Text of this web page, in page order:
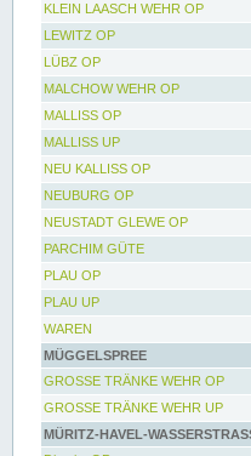
KLEIN LAASCH WEHR OP
LEWITZ OP
LÜBZ OP
MALCHOW WEHR OP
MALLISS OP
MALLISS UP
NEU KALLISS OP
NEUBURG OP
NEUSTADT GLEWE OP
PARCHIM GÜTE
PLAU OP
PLAU UP
WAREN
MÜGGELSPREE
GROSSE TRÄNKE WEHR OP
GROSSE TRÄNKE WEHR UP
MÜRITZ-HAVEL-